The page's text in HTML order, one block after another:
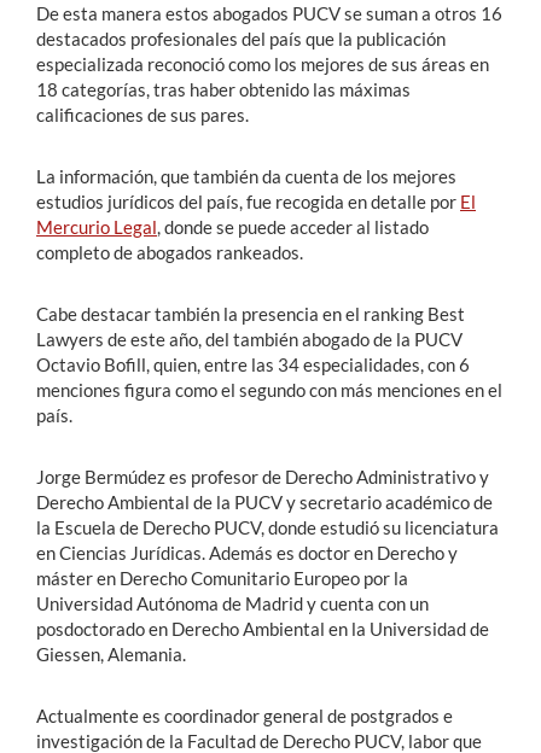
De esta manera estos abogados PUCV se suman a otros 16
destacados profesionales del país que la publicación
especializada reconoció como los mejores de sus áreas en
18 categorías, tras haber obtenido las máximas
calificaciones de sus pares.
La información, que también da cuenta de los mejores
estudios jurídicos del país, fue recogida en detalle por El
Mercurio Legal, donde se puede acceder al listado
completo de abogados rankeados.
Cabe destacar también la presencia en el ranking Best
Lawyers de este año, del también abogado de la PUCV
Octavio Bofill, quien, entre las 34 especialidades, con 6
menciones figura como el segundo con más menciones en el
país.
Jorge Bermúdez es profesor de Derecho Administrativo y
Derecho Ambiental de la PUCV y secretario académico de
la Escuela de Derecho PUCV, donde estudió su licenciatura
en Ciencias Jurídicas. Además es doctor en Derecho y
máster en Derecho Comunitario Europeo por la
Universidad Autónoma de Madrid y cuenta con un
posdoctorado en Derecho Ambiental en la Universidad de
Giessen, Alemania.
Actualmente es coordinador general de postgrados e
investigación de la Facultad de Derecho PUCV, labor que